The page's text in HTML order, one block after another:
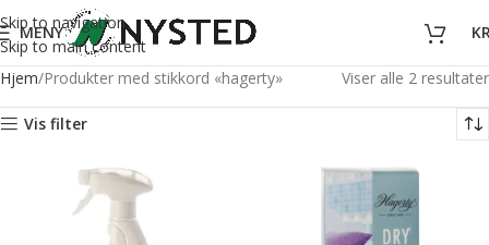
Skip to navigation
Skip to main content
MENY
Hjem Produkter med stikkord «hagerty» Viser alle 2 resultater
Vis filter